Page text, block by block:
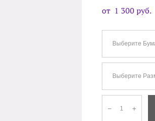
от 1 300 pуб.
Выберите
Выберите